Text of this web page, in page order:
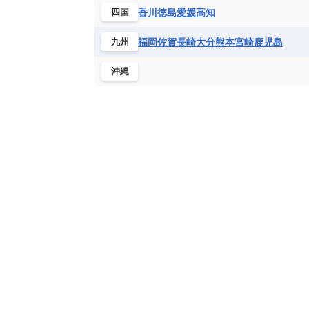
四国 香川 徳島愛媛高知
九州 福岡佐賀長崎大分熊本宮崎鹿児島
沖縄